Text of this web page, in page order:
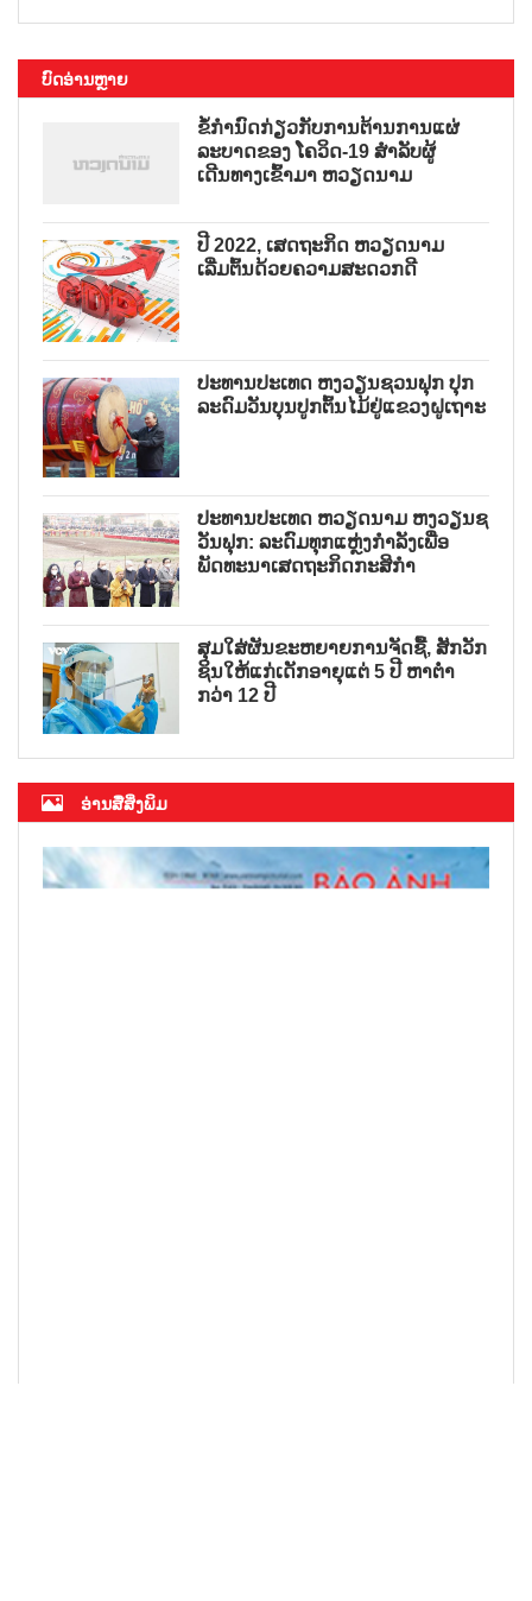
ບົດອ່ານຫຼາຍ
ຂໍ້ກຳນົດກ່ຽວກັບການຕ້ານການແຜ່
ລະບາດຂອງ ໂຄວິດ-19 ສຳລັບຜູ້
ເດີນທາງເຂົ້າມາ ຫວຽດນາມ
ປີ 2022, ເສດຖະກິດ ຫວຽດນາມ
ເລີ່ມຕົ້ນດ້ວຍຄວາມສະດວກດີ
ປະທານປະເທດ ຫງວຽນຊວນຟຸກ ປຸກ
ລະດົມວັນບຸນປູກຕົ້ນໄມ້ຢູ່ແຂວງຝູເຖາະ
ປະທານປະເທດ ຫວຽດນາມ ຫງວຽນຊ
ວັນຟຸກ: ລະດົມທຸກແຫຼ່ງກຳລັງເພື່ອ
ພັດທະນາເສດຖະກິດກະສິກຳ
ສຸມໃສ່ຜັນຂະຫຍາຍການຈັດຊື້, ສັກວັກ
ຊິນໃຫ້ແກ່ເດັກອາຍຸແຕ່ 5 ປີ ຫາຕ່ຳ
ກວ່າ 12 ປີ
ອ່ານສື່ສິ່ງພິມ